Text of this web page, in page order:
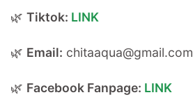
🌿 Tiktok: LINK
🌿 Email: chitaaqua@gmail.com
🌿 Facebook Fanpage: LINK